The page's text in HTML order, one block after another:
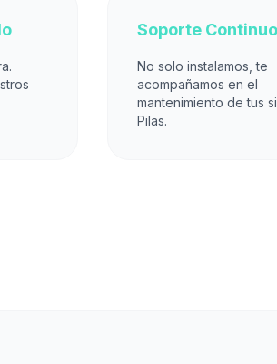
Soporte Continuo
No solo instalamos, te
acompañamos en el
mantenimiento de tus
Pilas.